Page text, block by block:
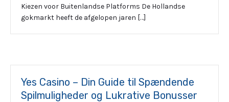
Kiezen voor Buitenlandse Platforms De Hollandse
gokmarkt heeft de afgelopen jaren […]
Yes Casino – Din Guide til Spændende
Spilmuligheder og Lukrative Bonusser